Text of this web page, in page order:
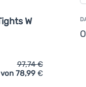
W
Ortovox All
97,74€
von 78,99 €